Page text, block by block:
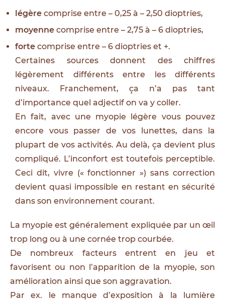
légère comprise entre – 0,25 à – 2,50 dioptries,
moyenne comprise entre – 2,75 à – 6 dioptries,
forte comprise entre – 6 dioptries et +.
Certaines sources donnent des chiffres
légèrement différents entre les différents
niveaux. Franchement, ça n’a pas tant
d’importance quel adjectif on va y coller.
En fait, avec une myopie légère vous pouvez
encore vous passer de vos lunettes, dans la
plupart de vos activités. Au delà, ça devient plus
compliqué. L’inconfort est toutefois perceptible.
Ceci dit, vivre (« fonctionner ») sans correction
devient quasi impossible en restant en sécurité
dans son environnement courant.
La myopie est généralement expliquée par un œil
trop long ou à une cornée trop courbée.
De nombreux facteurs entrent en jeu et
favorisent ou non l’apparition de la myopie, son
amélioration ainsi que son aggravation.
Par ex. le manque d’exposition à la lumière